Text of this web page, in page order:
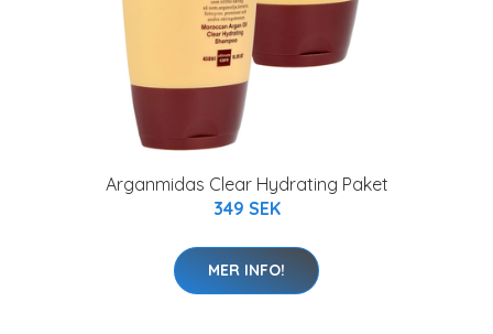
Arganmidas Clear Hydrating Paket
349 SEK
MER INFO!